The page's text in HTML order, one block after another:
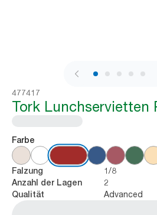
1 / 7
477417
Tork Lunchservietten
Farbe
Falzung 1/8
Anzahl der Lagen 2
Qualität Advanced